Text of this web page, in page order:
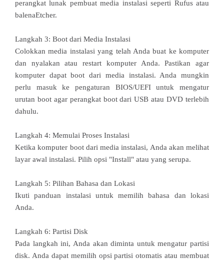
perangkat lunak pembuat media instalasi seperti Rufus atau
balenaEtcher.
Langkah 3: Boot dari Media Instalasi
Colokkan media instalasi yang telah Anda buat ke komputer
dan nyalakan atau restart komputer Anda. Pastikan agar
komputer dapat boot dari media instalasi. Anda mungkin
perlu masuk ke pengaturan BIOS/UEFI untuk mengatur
urutan boot agar perangkat boot dari USB atau DVD terlebih
dahulu.
Langkah 4: Memulai Proses Instalasi
Ketika komputer boot dari media instalasi, Anda akan melihat
layar awal instalasi. Pilih opsi "Install" atau yang serupa.
Langkah 5: Pilihan Bahasa dan Lokasi
Ikuti panduan instalasi untuk memilih bahasa dan lokasi
Anda.
Langkah 6: Partisi Disk
Pada langkah ini, Anda akan diminta untuk mengatur partisi
disk. Anda dapat memilih opsi partisi otomatis atau membuat